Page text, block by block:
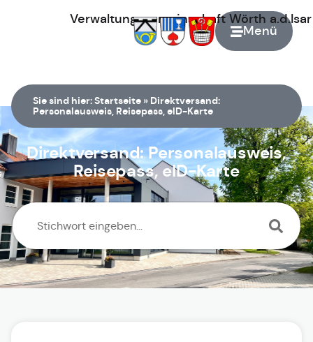
Menü
Verwaltungsgemeinschaft Wörth
Sie sind hier:Startseite » Direktversand:
Personalausweis, Reisepass, eID-Karte
Direktversand: Personalausweis,
Reisepass, eID-Karte